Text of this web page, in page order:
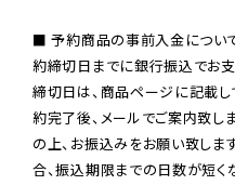
■ 予約商品の事前入金につい
約締切日までに銀行振込でお
締切日は、商品ページに記載し
約完了後、メールでご案内致し
の上、お振込みをお願い致し
合、振込期限までの日数が短く